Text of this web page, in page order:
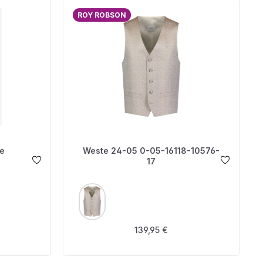
ROY ROBSON
Weste 24-05 0-05-16118-10576-
17
FARBE
Regulärer Preis:
139,95 €